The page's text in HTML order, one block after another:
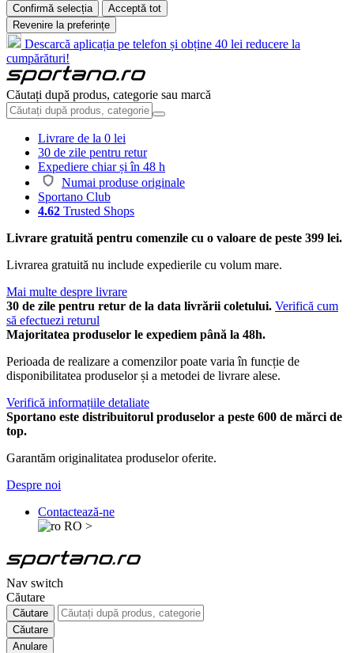
Confirmă selecția
Acceptă tot
Revenire la preferințe
Descarcă aplicația pe telefon și obține 40 lei reducere la
cumpărături!
Căutați după produs, categorie sau marcă
Livrare de la 0 lei
30 de zile pentru retur
Expediere chiar și în 48 h
Numai produse originale
Sportano Club
4.62 Trusted Shops
Livrare gratuită pentru comenzile cu o valoare de peste 399 lei.
Livrarea gratuită nu include expedierile cu volum mare.
Mai multe despre livrare
30 de zile pentru retur de la data livrării coletului. Verifică cum
să efectuezi returul
Majoritatea produselor le expediem până la 48h.
Perioada de realizare a comenzilor poate varia în funcție de
disponibilitatea produselor și a metodei de livrare alese.
Verifică informațiile detaliate
Sportano este distribuitorul produselor a peste 600 de mărci de
top.
Garantăm originalitatea produselor oferite.
Despre noi
Contactează-ne
RO >
Nav switch
Căutare
Căutare
Căutare
Anulare